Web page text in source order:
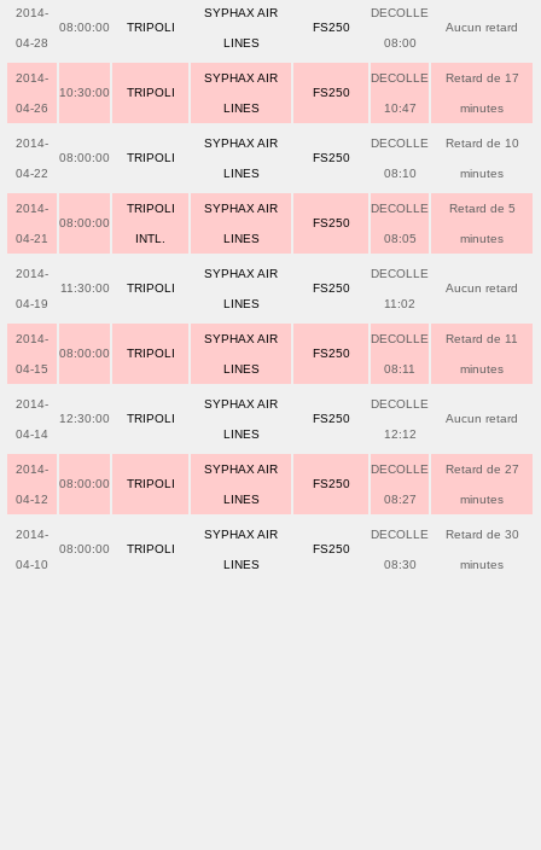
2014-
04-28
08:00:00 TRIPOLI
SYPHAX AIR
LINES
FS250
DECOLLE
08:00
Aucun retard
2014-
04-26
10:30:00 TRIPOLI
SYPHAX AIR
LINES
FS250
DECOLLE
10:47
Retard de 17
minutes
2014-
04-22
08:00:00 TRIPOLI
SYPHAX AIR
LINES
FS250
DECOLLE
08:10
Retard de 10
minutes
2014-
04-21
08:00:00
TRIPOLI
INTL.
SYPHAX AIR
LINES
FS250
DECOLLE
08:05
Retard de 5
minutes
2014-
04-19
11:30:00 TRIPOLI
SYPHAX AIR
LINES
FS250
DECOLLE
11:02
Aucun retard
2014-
04-15
08:00:00 TRIPOLI
SYPHAX AIR
LINES
FS250
DECOLLE
08:11
Retard de 11
minutes
2014-
04-14
12:30:00 TRIPOLI
SYPHAX AIR
LINES
FS250
DECOLLE
12:12
Aucun retard
2014-
04-12
08:00:00 TRIPOLI
SYPHAX AIR
LINES
FS250
DECOLLE
08:27
Retard de 27
minutes
2014-
04-10
08:00:00 TRIPOLI
SYPHAX AIR
LINES
FS250
DECOLLE
08:30
Retard de 30
minutes